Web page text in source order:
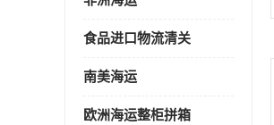
食品进口物流清关
南美海运
欧洲海运整柜拼箱